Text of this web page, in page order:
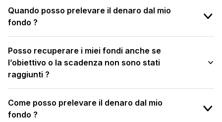
Quando posso prelevare il denaro dal mio
fondo ?
Posso recuperare i miei fondi anche se
l’obiettivo o la scadenza non sono stati
raggiunti ?
Come posso prelevare il denaro dal mio
fondo ?